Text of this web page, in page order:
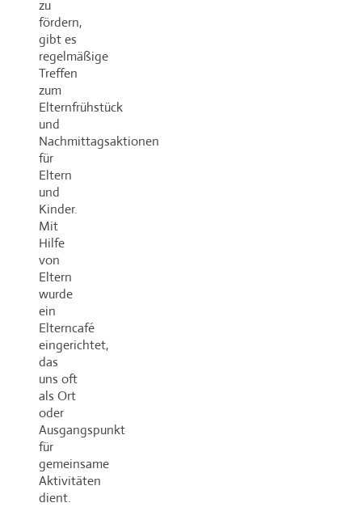
zu
fördern,
gibt es
regelmäßige
Treffen
zum
Elternfrühstück
und
Nachmittagsaktionen
für
Eltern
und
Kinder.
Mit
Hilfe
von
Eltern
wurde
ein
Elterncafé
eingerichtet,
das
uns oft
als Ort
oder
Ausgangspunkt
für
gemeinsame
Aktivitäten
dient.